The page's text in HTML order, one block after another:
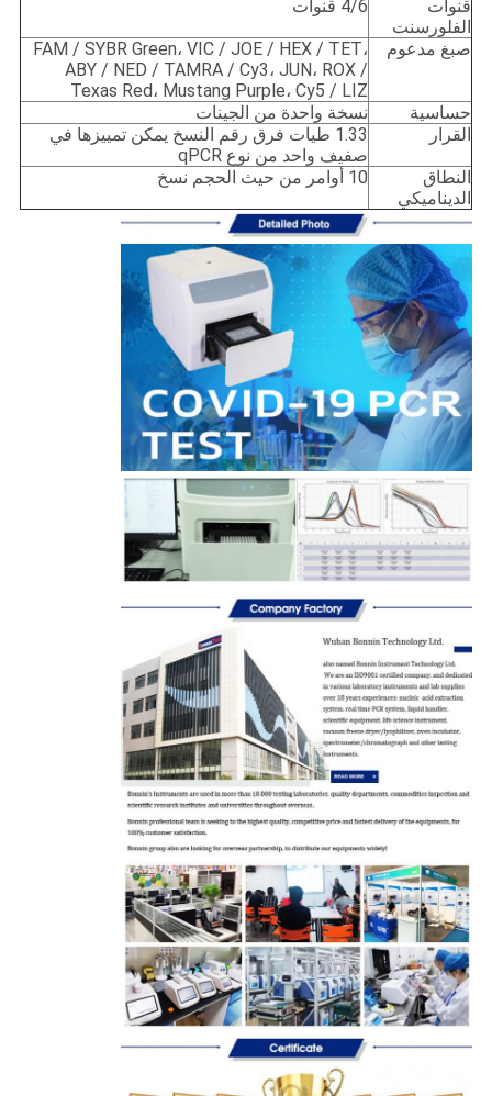
قنوات
الفلورسنت
4/6 قنوات
صبغ مدعوم
FAM / SYBR Green، VIC / JOE / HEX / TET،
ABY / NED / TAMRA / Cy3، JUN، ROX /
Texas Red، Mustang Purple، Cy5 / LIZ
حساسية
نسخة واحدة من الجينات
القرار
1.33 طيات فرق رقم النسخ يمكن تمييزها في
صفيف واحد من نوع qPCR
النطاق
الديناميكي
10 أوامر من حيث الحجم نسخ